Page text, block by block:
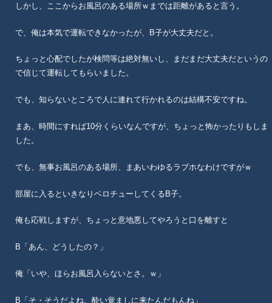
しかし、ここからお風呂のある場所ｗまでは距離があると言う。
で、俺は本気で運転できなかったが、B子が大丈夫だと。
ちょっと心配でしたが検問等は絶対無いし、まだまだ大丈夫だというの
で信じて運転してもらいました。
でも、知らないところで人に連れて行かれるのは結構不安ですね。
まあ、時間にすれば10分くらいなんですが、ちょっと怖かったりもしま
した。
でも、無事お風呂のある場所、まあいわゆるラブホなわけですがｗ
部屋に入るといきなりベロチューしてくるB子。
俺も応戦しますが、ちょっと意地悪してやろうと口を離すと
B「あん、どうしたの？」
俺「いや、ほらお風呂入らないとさ。ｗ」
B「そ・そうだよね。酔い覚ましに来たんだもんね」